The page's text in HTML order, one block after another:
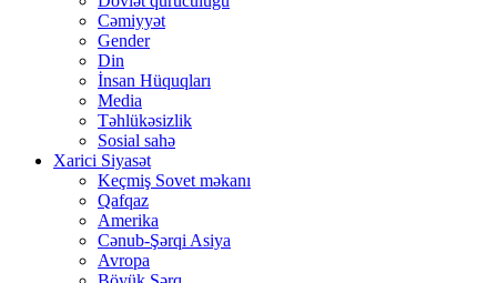
Cəmiyyət
Gender
Din
İnsan Hüquqları
Media
Təhlükəsizlik
Sosial sahə
Xarici Siyasət
Keçmiş Sovet məkanı
Qafqaz
Amerika
Cənub-Şərqi Asiya
Avropa